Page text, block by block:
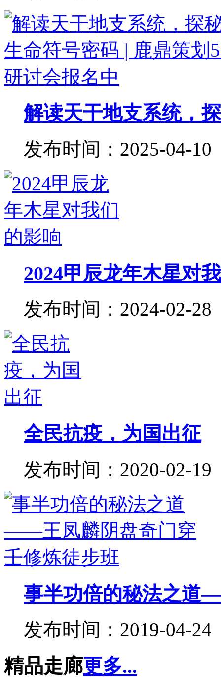
解读天干地支系统，
发布时间：2025-04-10
2024甲辰龙年木星对
发布时间：2024-02-28
全民抗疫，为国出征
发布时间：2020-02-19
事半功倍的秘法之道
发布时间：2019-04-24
精品走廊更多...